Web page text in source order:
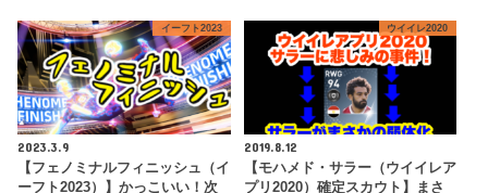
イーフト2023
2023.3.9
【フェノミナルフィニッシュ（イ
ーフト2023）】かっこいい！次
ウイイレ2020
2019.8.12
【モハメド・サラー（ウイイレア
プリ2020）確定スカウト】まさ